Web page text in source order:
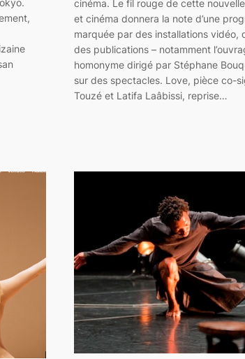
cinéma. Le fil rouge de cette
et cinéma donnera la note d’une
marquée par des installations vidéo,
des publications – notamment
homonyme dirigé par Stéphane
sur des spectacles. Love, pièce co-
Touzé et Latifa Laâbissi, reprise…